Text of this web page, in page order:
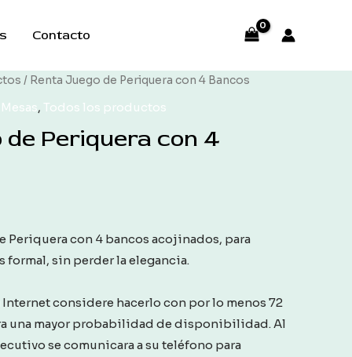
Contacto
/ Renta Juego de Periquera con 4 Bancos
, Todos los productos
de Periquera con 4
Periquera con 4 bancos acojinados, para
formal, sin perder la elegancia.
considere hacerlo con por lo menos 72
una mayor probabilidad de disponibilidad. Al
se comunicara a su teléfono para